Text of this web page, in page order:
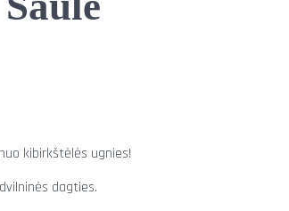
kibirkštėlės ugnies!
dagties.